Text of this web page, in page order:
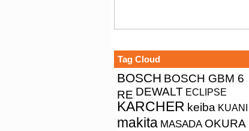
Tag Cloud
BOSCH BOSCH GBM 6
RE DEWALT ECLIPSE
KARCHER keiba KUANI
makita MASADA OKURA